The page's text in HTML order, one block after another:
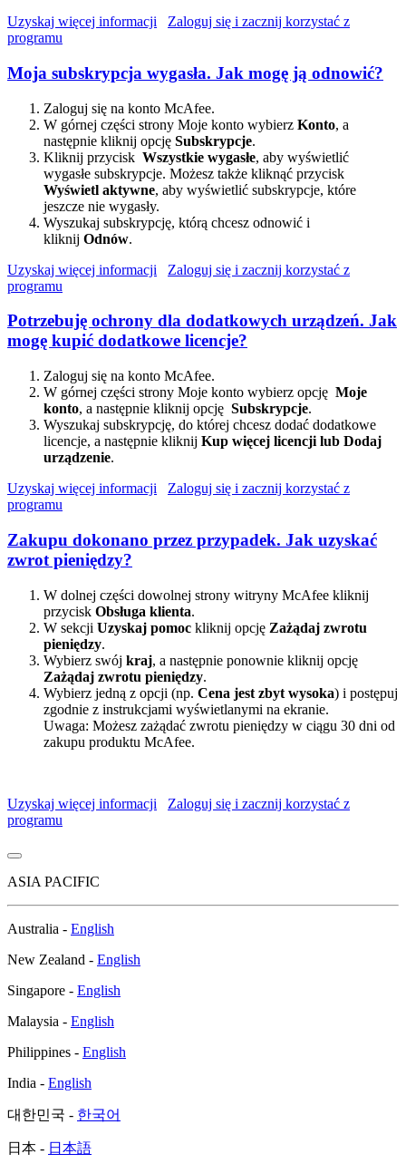
Uzyskaj więcej informacji
Zaloguj się i zacznij korzystać z
programu
Moja subskrypcja wygasła. Jak mogę ją odnowić?
Zaloguj się na konto McAfee.
W górnej części strony Moje konto wybierz Konto, a
następnie kliknij opcję Subskrypcje.
Kliknij przycisk Wszystkie wygasłe, aby wyświetlić
wygasłe subskrypcje. Możesz także kliknąć przycisk
Wyświetl aktywne, aby wyświetlić subskrypcje, które
jeszcze nie wygasły.
Wyszukaj subskrypcję, którą chcesz odnowić i
kliknij Odnów.
Uzyskaj więcej informacji
Zaloguj się i zacznij korzystać z
programu
Potrzebuję ochrony dla dodatkowych urządzeń. Jak
mogę kupić dodatkowe licencje?
Zaloguj się na konto McAfee.
W górnej części strony Moje konto wybierz opcję Moje
konto, a następnie kliknij opcję Subskrypcje.
Wyszukaj subskrypcję, do której chcesz dodać dodatkowe
licencje, a następnie kliknij Kup więcej licencji lub Dodaj
urządzenie.
Uzyskaj więcej informacji
Zaloguj się i zacznij korzystać z
programu
Zakupu dokonano przez przypadek. Jak uzyskać
zwrot pieniędzy?
W dolnej części dowolnej strony witryny McAfee kliknij
przycisk Obsługa klienta.
W sekcji Uzyskaj pomoc kliknij opcję Zażądaj zwrotu
pieniędzy.
Wybierz swój kraj, a następnie ponownie kliknij opcję
Zażądaj zwrotu pieniędzy.
Wybierz jedną z opcji (np. Cena jest zbyt wysoka) i postępuj
zgodnie z instrukcjami wyświetlanymi na ekranie.
Uwaga: Możesz zażądać zwrotu pieniędzy w ciągu 30 dni od
zakupu produktu McAfee.
Uzyskaj więcej informacji
Zaloguj się i zacznij korzystać z
programu
ASIA PACIFIC
Australia - English
New Zealand - English
Singapore - English
Malaysia - English
Philippines - English
India - English
대한민국 - 한국어
日本 - 日本語